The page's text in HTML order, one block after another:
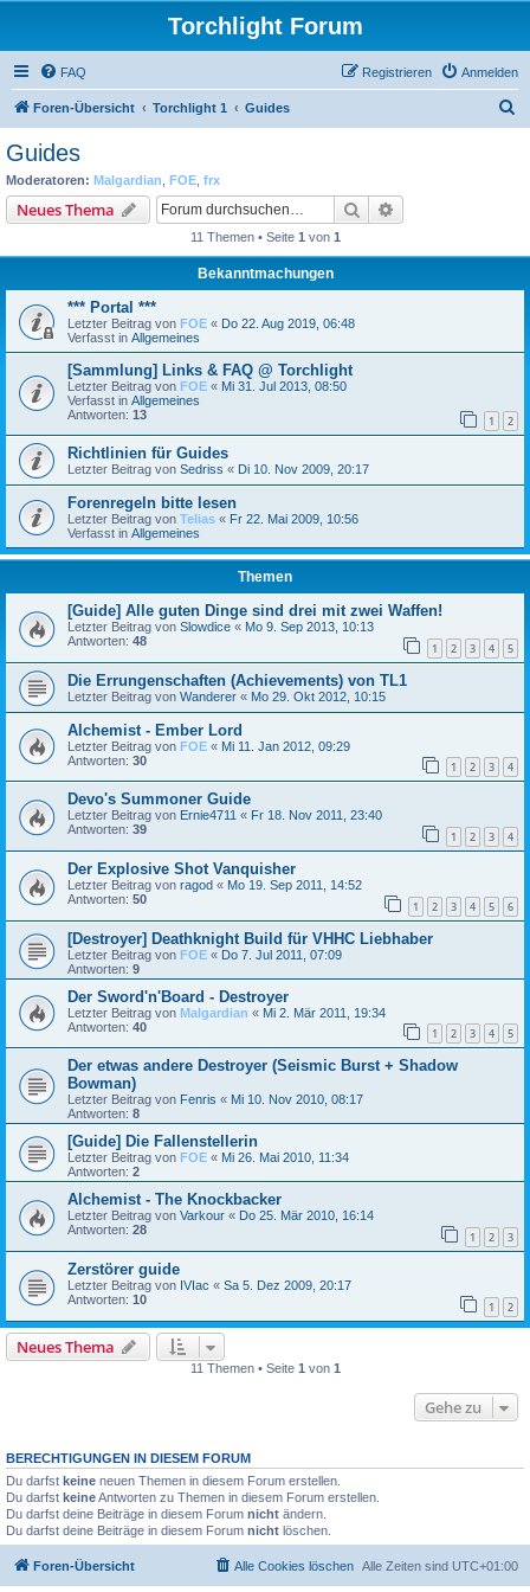
Torchlight Forum
FAQ Anmelden
Registrieren
Foren-Übersicht Torchlight 1 Guides
Guides
Moderatoren: Malgardian FOE frx
Neues Thema Suche
11 Themen • Seite 1 von 1
Bekanntmachungen
*** Portal ***
Letzter Beitrag von FOE « Do 22. Aug 2019, 06:48
Verfasst in Allgemeines
[Sammlung] Links & FAQ @ Torchlight
Letzter Beitrag von FOE « Mi 31. Jul 2013, 08:50
Verfasst in Allgemeines
Antworten: 13 1 2
Richtlinien für Guides
Letzter Beitrag von Sedriss « Di 10. Nov 2009, 20:17
Forenregeln bitte lesen
Letzter Beitrag von Telias « Fr 22. Mai 2009, 10:56
Verfasst in Allgemeines
Themen
[Guide] Alle guten Dinge sind drei mit zwei Waffen!
Letzter Beitrag von Slowdice « Mo 9. Sep 2013, 10:13
Antworten: 48 1 2 3 4 5
Die Errungenschaften (Achievements) von TL1
Letzter Beitrag von Wanderer « Mo 29. Okt 2012, 10:15
Alchemist - Ember Lord
Letzter Beitrag von FOE « Mi 11. Jan 2012, 09:29
Antworten: 30 1 2 3 4
Devo's Summoner Guide
Letzter Beitrag von Ernie4711 « Fr 18. Nov 2011, 23:40
Antworten: 39 1 2 3 4
Der Explosive Shot Vanquisher
Letzter Beitrag von ragod « Mo 19. Sep 2011, 14:52
Antworten: 50 1 2 3 4 5 6
[Destroyer] Deathknight Build für VHHC Liebhaber
Letzter Beitrag von FOE « Do 7. Jul 2011, 07:09
Antworten: 9
Der Sword'n'Board - Destroyer
Letzter Beitrag von Malgardian « Mi 2. Mär 2011, 19:34
Antworten: 40 1 2 3 4 5
Der etwas andere Destroyer (Seismic Burst + Shadow
Bowman)
Letzter Beitrag von Fenris « Mi 10. Nov 2010, 08:17
Antworten: 8
[Guide] Die Fallenstellerin
Letzter Beitrag von FOE « Mi 26. Mai 2010, 11:34
Antworten: 2
Alchemist - The Knockbacker
Letzter Beitrag von Varkour « Do 25. Mär 2010, 16:14
Antworten: 28 1 2 3
Zerstörer guide
Letzter Beitrag von IVIac « Sa 5. Dez 2009, 20:17
Antworten: 10 1 2
Neues Thema
11 Themen • Seite 1 von 1
Gehe zu
BERECHTIGUNGEN IN DIESEM FORUM
Du darfst keine neuen Themen in diesem Forum erstellen.
Du darfst keineAntworten zu Themen in diesem Forum erstellen.
Du darfst deine Beiträge in diesem Forum nicht ändern.
Du darfst deine Beiträge in diesem Forum nicht löschen.
Foren-Übersicht Alle Zeiten sind UTC+01:00
Alle Cookies löschen